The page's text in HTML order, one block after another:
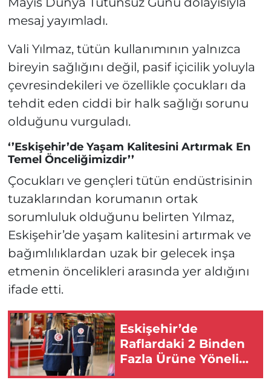
mesaj yayımladı.
Vali Yılmaz, tütün kullanımının yalnızca
bireyin sağlığını değil, pasif içicilik yoluyla
çevresindekileri ve özellikle çocukları da
tehdit eden ciddi bir halk sağlığı sorunu
olduğunu vurguladı.
‘’Eskişehir’de Yaşam Kalitesini Artırmak En
Temel Önceliğimizdir’’
Çocukları ve gençleri tütün endüstrisinin
tuzaklarından korumanın ortak
sorumluluk olduğunu belirten Yılmaz,
Eskişehir’de yaşam kalitesini artırmak ve
bağımlılıklardan uzak bir gelecek inşa
etmenin öncelikleri arasında yer aldığını
ifade etti.
Eskişehir’de
Raflardaki 2 Binden
Fazla Ürüne Yönelik